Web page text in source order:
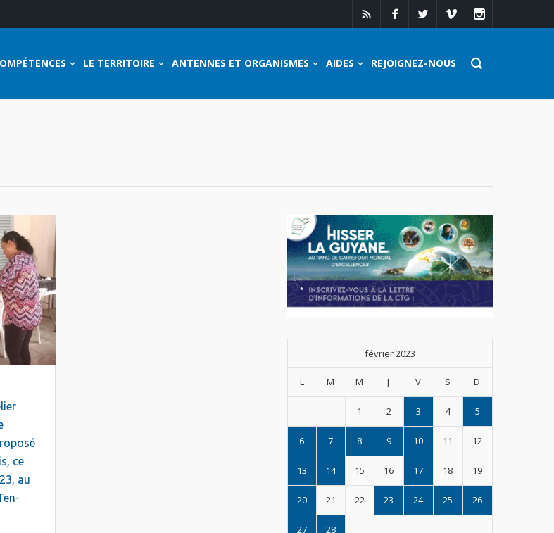
LE TERRITOIRE ANTENNES ET ORGANISMES AIDES REJOIGNEZ-NOUS
ce
au
février 2023
L M M J V S D
1 2 3 4 5
6 7 8 9 10 11 12
13 14 15 16 17 18 19
20 21 22 23 24 25 26
27
28